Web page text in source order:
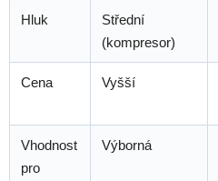
Hluk
Střední
(kompresor)
Cena Vyšší
Vhodnost
pro
Výborná